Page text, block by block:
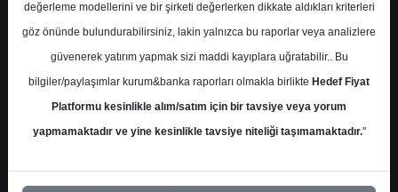
Tut
1
End. Paralel
Get.
1
Endeks Üstü
Get.
1
Çarpanlar
F/K (Fiyat/Kazanç)
değerleme modellerini ve bir şirketi değerlerken dikkate aldıkları kriterleri
göz önünde bulundurabilirsiniz, lakin yalnızca bu raporlar veya analizlere
güvenerek yatırım yapmak sizi maddi kayıplara uğratabilir.. Bu
bilgiler/paylaşımlar kurum&banka raporları olmakla birlikte Hedef Fiyat
Platformu kesinlikle alım/satım için bir tavsiye veya yorum
yapmamaktadır ve yine kesinlikle tavsiye niteliği taşımamaktadır."